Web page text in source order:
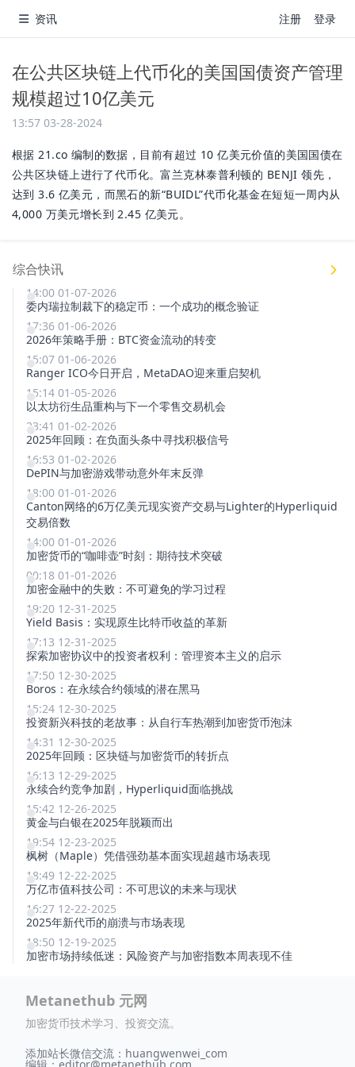
资讯 注册 登录
在公共区块链上代币化的美国国债资产管理
规模超过10亿美元
13:57 03-28-2024
根据 21.co 编制的数据，目前有超过 10 亿美元价值的美国国债在
公共区块链上进行了代币化。富兰克林泰普利顿的 BENJI 领先，
达到 3.6 亿美元，而黑石的新“BUIDL”代币化基金在短短一周内从
4,000 万美元增长到 2.45 亿美元。
综合快讯
14:00 01-07-2026
委内瑞拉制裁下的稳定币：一个成功的概念验证
17:36 01-06-2026
2026年策略手册：BTC资金流动的转变
15:07 01-06-2026
Ranger ICO今日开启，MetaDAO迎来重启契机
15:14 01-05-2026
以太坊衍生品重构与下一个零售交易机会
23:41 01-02-2026
2025年回顾：在负面头条中寻找积极信号
16:53 01-02-2026
DePIN与加密游戏带动意外年末反弹
18:00 01-01-2026
Canton网络的6万亿美元现实资产交易与Lighter的Hyperliquid
交易倍数
14:00 01-01-2026
加密货币的“咖啡壶”时刻：期待技术突破
00:18 01-01-2026
加密金融中的失败：不可避免的学习过程
19:20 12-31-2025
Yield Basis：实现原生比特币收益的革新
17:13 12-31-2025
探索加密协议中的投资者权利：管理资本主义的启示
17:50 12-30-2025
Boros：在永续合约领域的潜在黑马
15:24 12-30-2025
投资新兴科技的老故事：从自行车热潮到加密货币泡沫
14:31 12-30-2025
2025年回顾：区块链与加密货币的转折点
16:13 12-29-2025
永续合约竞争加剧，Hyperliquid面临挑战
15:42 12-26-2025
黄金与白银在2025年脱颖而出
19:54 12-23-2025
枫树（Maple）凭借强劲基本面实现超越市场表现
18:49 12-22-2025
万亿市值科技公司：不可思议的未来与现状
16:27 12-22-2025
2025年新代币的崩溃与市场表现
18:50 12-19-2025
加密市场持续低迷：风险资产与加密指数本周表现不佳
Metanethub 元网
加密货币技术学习、投资交流。
添加站长微信交流：huangwenwei_com